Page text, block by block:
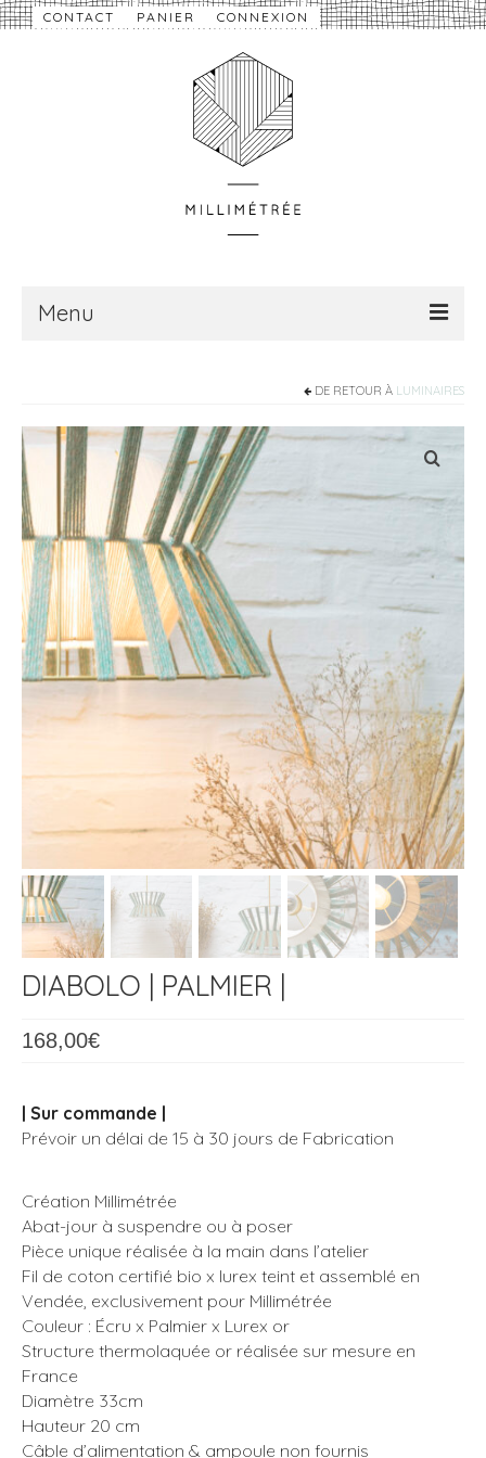
CONTACT PANIER CONNEXION
Menu
eShop
Les Ateliers
DE RETOUR À LUMINAIRES
DIABOLO | PALMIER |
168,00€
| Sur commande |
Prévoir un délai de 15 à 30 jours de Fabrication
Création Millimétrée
Abat-jour à suspendre ou à poser
Pièce unique réalisée à la main dans l’atelier
Fil de coton certifié bio x lurex teint et assemblé en
Vendée, exclusivement pour Millimétrée
Couleur : Écru x Palmier x Lurex or
Structure thermolaquée or réalisée sur mesure en
France
Diamètre 33cm
Hauteur 20 cm
Câble d’alimentation & ampoule non fournis